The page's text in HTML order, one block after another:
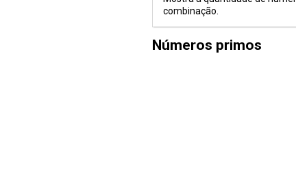
combinação.
Números primos